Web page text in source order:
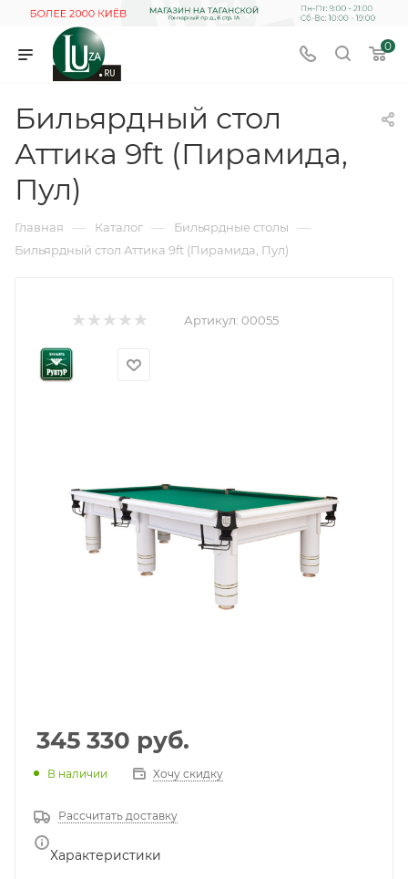
0
Бильярдный стол
Аттика 9ft (Пирамида,
Пул)
Главная — Каталог — Бильярдные столы —
Бильярдный стол Аттика 9ft (Пирамида, Пул)
Артикул: 00055
345 330 руб.
В наличии Хочу скидку
Рассчитать доставку
Характеристики